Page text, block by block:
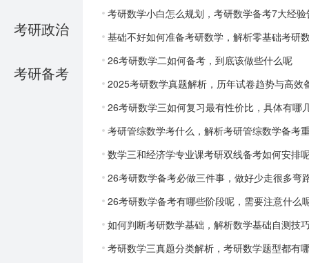
考研政治
考研备考
考研数学小白怎么规划，考研数学备考7大经
基础不好如何准备考研数学，解析零基础考研
26考研数学二如何备考，到底该做些什么呢
2025考研数学真题解析，历年试卷趋势与高效
26考研数学三如何复习最有性价比，具体有哪
考研管综数学考什么，解析考研管综数学备考
数学三和经济学专业课考研双线备考如何安排
26考研数学备考必做三件事，做好少走很多弯
26考研数学备考有哪些阶段呢，需要注意什么
如何判断考研数学基础，解析数学基础自测技
考研数学三真题分类解析，考研数学题型都有